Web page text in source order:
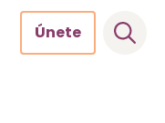
Únete